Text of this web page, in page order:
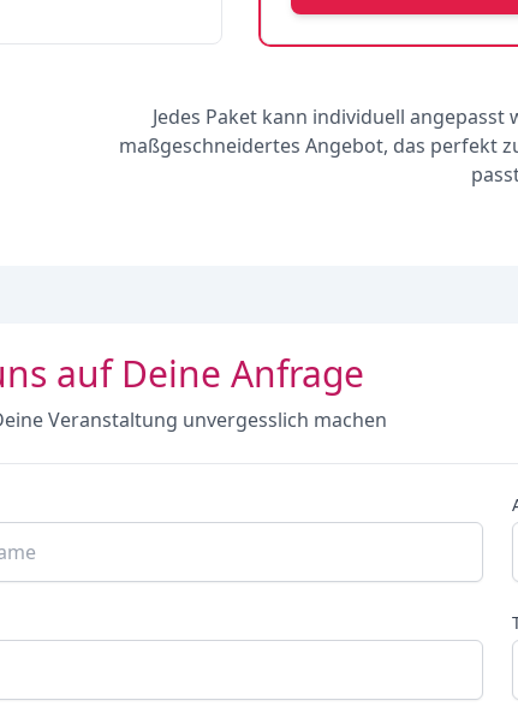
Jedes Paket kann individuell
maßgeschneidertes Angebot, das perfekt
auf Deine Anfrage
Veranstaltung unvergesslich machen